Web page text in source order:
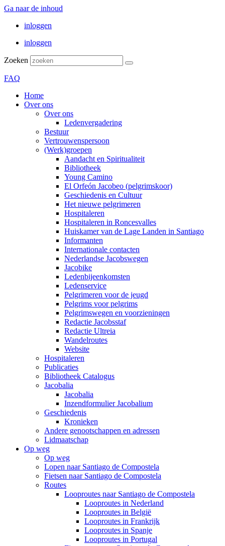
Ga naar de inhoud
inloggen
inloggen
Zoeken
FAQ
Home
Over ons
Over ons
Ledenvergadering
Bestuur
Vertrouwenspersoon
(Werk)groepen
Aandacht en Spiritualiteit
Bibliotheek
Young Camino
El Orfeón Jacobeo (pelgrimskoor)
Geschiedenis en Cultuur
Het nieuwe pelgrimeren
Hospitaleren
Hospitaleren in Roncesvalles
Huiskamer van de Lage Landen in Santiago
Informanten
Internationale contacten
Nederlandse Jacobswegen
Jacobike
Ledenbijeenkomsten
Ledenservice
Pelgrimeren voor de jeugd
Pelgrims voor pelgrims
Pelgrimswegen en voorzieningen
Redactie Jacobsstaf
Redactie Ultreia
Wandelroutes
Website
Hospitaleren
Publicaties
Bibliotheek Catalogus
Jacobalia
Jacobalia
Inzendformulier Jacobalium
Geschiedenis
Kronieken
Andere genootschappen en adressen
Lidmaatschap
Op weg
Op weg
Lopen naar Santiago de Compostela
Fietsen naar Santiago de Compostela
Routes
Looproutes naar Santiago de Compostela
Looproutes in Nederland
Looproutes in België
Looproutes in Frankrijk
Looproutes in Spanje
Looproutes in Portugal